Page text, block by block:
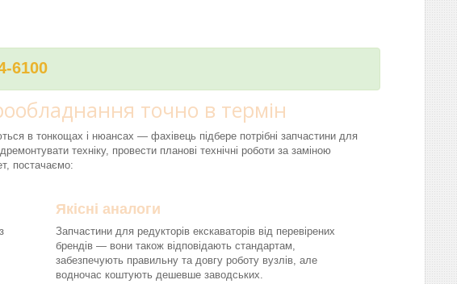
6100
точно в термін
в тонкощах і нюансах — фахівець підбере потрібні запчастини для
техніку, провести планові технічні роботи за заміною
постачаємо:
Якісні аналоги
Запчастини для редукторів екскаваторів від перевірених
брендів — вони також відповідають стандартам,
забезпечують правильну та довгу роботу вузлів, але
водночас коштують дешевше заводських.